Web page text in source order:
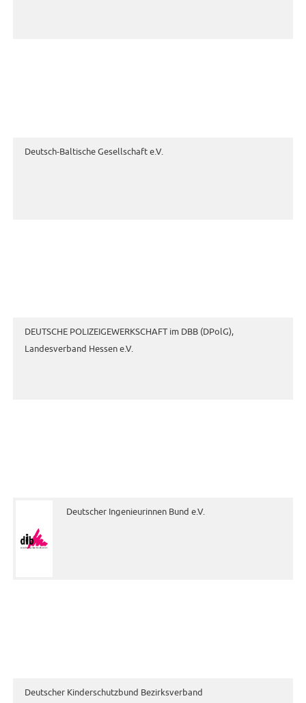
Deutsch-Baltische Gesellschaft e.V.
DEUTSCHE POLIZEIGEWERKSCHAFT im DBB (DPolG),
Landesverband Hessen e.V.
Deutscher Ingenieurinnen Bund e.V.
Deutscher Kinderschutzbund Bezirksverband